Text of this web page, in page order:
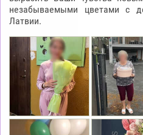
незабываемыми цветами с
Латвии.